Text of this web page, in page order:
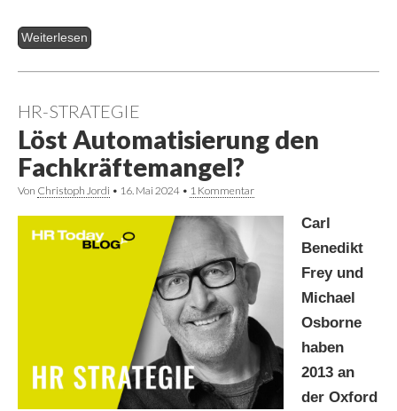
Weiterlesen
HR-STRATEGIE
Löst Automatisierung den
Fachkräftemangel?
Von Christoph Jordi • 16. Mai 2024 • 1 Kommentar
Carl
Benedikt
Frey und
Michael
Osborne
haben
2013 an
der Oxford